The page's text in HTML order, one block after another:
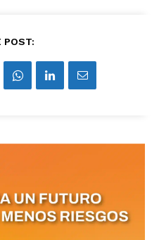
del vapeo y la
en tu correo
POST: